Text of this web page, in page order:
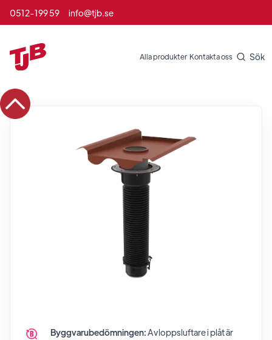
0512-199 59 info@tjb.se
Alla produkter Kontakta oss Sök
Byggvarubedömningen:Avloppsluftare i plåtär